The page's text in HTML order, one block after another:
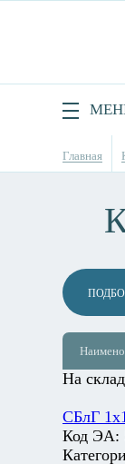
Поиск
Главная
На
СБлГ
Код ЭА: